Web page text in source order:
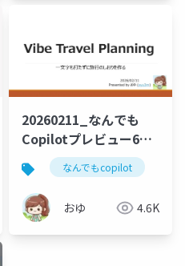
なんでもcopilot ai
20260211_なんでも
Copilotプレビュー6_
一文字もタイピングせ
ずに旅行のしおりをつ
くる
なんでもcopilot
おゆ 4.6K